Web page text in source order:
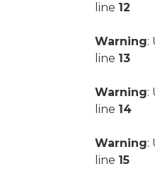
line 12
Warning:
line 13
Warning:
line 14
Warning:
line 15